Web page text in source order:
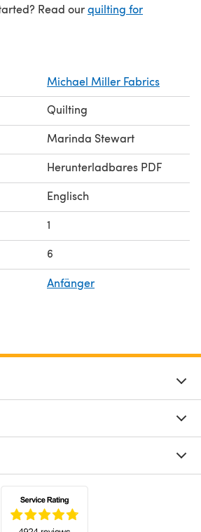
Read ourquilting for
Michael Miller Fabrics
Quilting
Marinda Stewart
Herunterladbares PDF
Englisch
1
6
Anfänger